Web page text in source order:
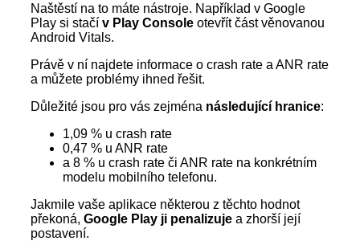
Naštěstí na to máte nástroje. Například v Google
Play si stačí v Play Console otevřít část věnovanou
Android Vitals.
Právě v ní najdete informace o crash rate a ANR rate
a můžete problémy ihned řešit.
Důležité jsou pro vás zejména následující hranice:
1,09 % u crash rate
0,47 % u ANR rate
a 8 % u crash rate či ANR rate na konkrétním
modelu mobilního telefonu.
Jakmile vaše aplikace některou z těchto hodnot
překoná, Google Play ji penalizuje a zhorší její
postavení.